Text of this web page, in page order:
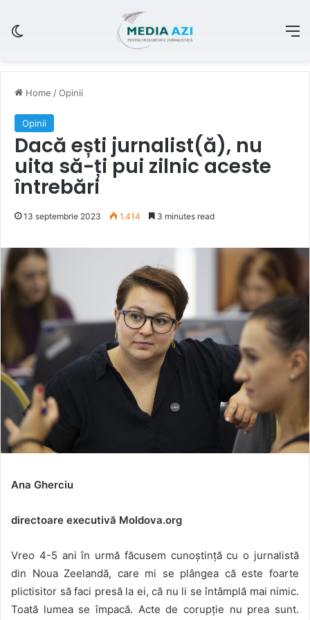
Home /Opinii
Opinii
Dacă ești jurnalist(ă), nu
uita să-ți pui zilnic aceste
întrebări
13 septembrie 2023 1.414 3 minutes read
Ana Gherciu
directoare executivă Moldova.org
Vreo 4-5 ani în urmă făcusem cunoștință cu o jurnalistă
din Noua Zeelandă, care mi se plângea că este foarte
plictisitor să faci presă la ei, că nu li se întâmplă mai nimic.
Toată lumea se împacă. Acte de corupție nu prea sunt.